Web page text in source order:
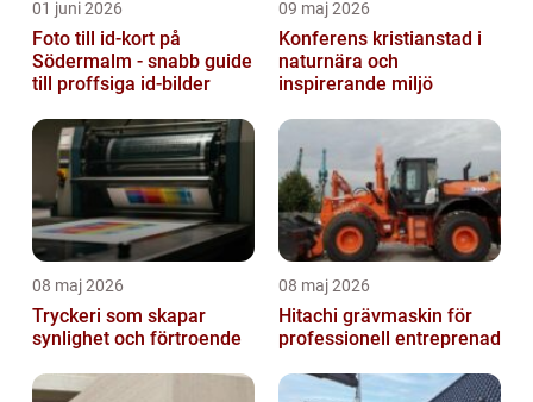
01 juni 2026
Foto till id-kort på
Södermalm - snabb guide
till proffsiga id-bilder
09 maj 2026
Konferens kristianstad i
naturnära och
inspirerande miljö
08 maj 2026
Tryckeri som skapar
synlighet och förtroende
08 maj 2026
Hitachi grävmaskin för
professionell entreprenad